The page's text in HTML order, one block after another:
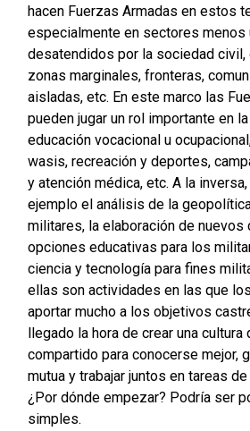
hacen Fuerzas Armadas en estos
especialmente en sectores menos
desatendidos por la sociedad civil,
zonas marginales, fronteras,
aisladas, etc. En este marco las
pueden jugar un rol importante en
educación vocacional u
wasis, recreación y deportes,
y atención médica, etc. A la
ejemplo el análisis de la
militares, la elaboración de nuevos
opciones educativas para los
ciencia y tecnología para fines
ellas son actividades en las que
aportar mucho a los objetivos
llegado la hora de crear una cultura
compartido para conocerse mejor,
mutua y trabajar juntos en tareas
¿Por dónde empezar? Podría ser
simples.